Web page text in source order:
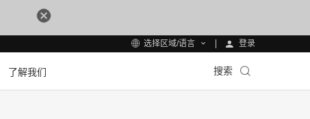
选择区域/语言 登录
了解我们 搜索